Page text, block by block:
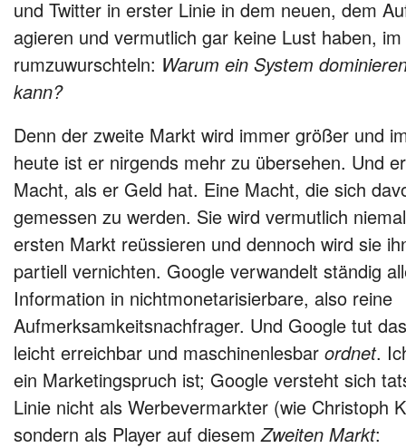
und Twitter in erster Linie in dem neuen, dem
agieren und vermutlich gar keine Lust haben,
rumzuwurschteln: Warum ein System
kann?
Denn der zweite Markt wird immer größer und
heute ist er nirgends mehr zu übersehen. Und
Macht, als er Geld hat. Eine Macht, die sich
gemessen zu werden. Sie wird vermutlich
ersten Markt reüssieren und dennoch wird sie
partiell vernichten. Google verwandelt ständig
Information in nichtmonetarisierbare, also reine
Aufmerksamkeitsnachfrager. Und Google tut
leicht erreichbar und maschinenlesbar ordnet.
ein Marketingspruch ist; Google versteht sich
Linie nicht als Werbevermarkter (wie Christoph
sondern als Player auf diesemZweiten Markt: